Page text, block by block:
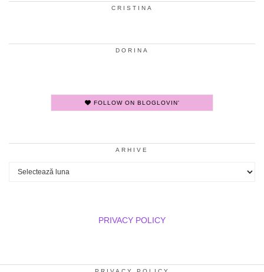
CRISTINA
DORINA
FOLLOW ON BLOGLOVIN'
ARHIVE
Arhive
PRIVACY POLICY